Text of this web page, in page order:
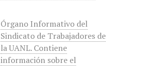
Órgano Informativo del
Sindicato de Trabajadores de
la UANL. Contiene
información sobre el